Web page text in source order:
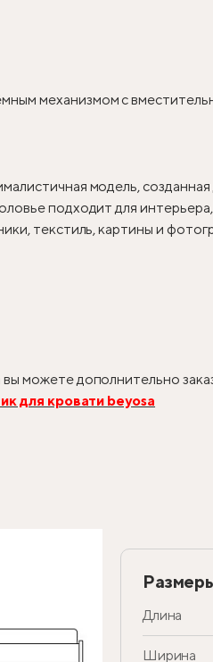
механизмом с
модель,
подходит для
текстиль, картины и
можете дополнительно
для кровати beyosa
Длина
Ширина